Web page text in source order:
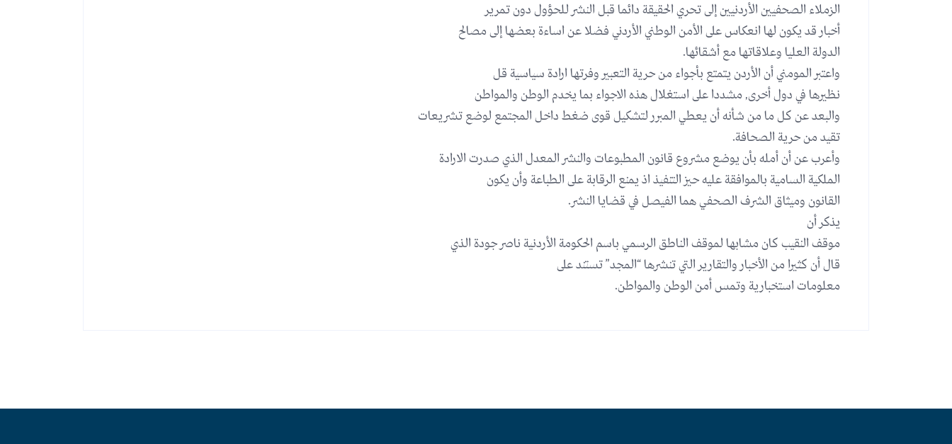
الزملاء الصحفيين الأردنيين إلى تحري الحقيقة دائما قبل النشر للحؤول دون تمرير
أخبار قد يكون لها انعكاس على الأمن الوطني الأردني فضلا عن اساءة بعضها إلى مصالح
الدولة العليا وعلاقاتها مع أشقائها.
واعتبر المومني أن الأردن يتمتع بأجواء من حرية التعبير وفرتها ارادة سياسية قل
نظيرها في دول أخرى, مشددا على استغلال هذه الاجواء بما يخدم الوطن والمواطن
والبعد عن كل ما من شأنه أن يعطي المبرر لتشكيل قوى ضغط داخل المجتمع لوضع تشريعات
تقيد من حرية الصحافة.
وأعرب عن أن أمله بأن يوضع مشروع قانون المطبوعات والنشر المعدل الذي صدرت الارادة
الملكية السامية بالموافقة عليه حيز التنفيذ اذ يمنع الرقابة على الطباعة وأن يكون
القانون وميثاق الشرف الصحفي هما الفيصل في قضايا النشر.
يذكر أن
موقف النقيب كان مشابها لموقف الناطق الرسمي باسم الحكومة الأردنية ناصر جودة الذي
قال أن كثيرا من الأخبار والتقارير التي تنشرها “المجد” تستند على
معلومات استخبارية وتمس أمن الوطن والمواطن.